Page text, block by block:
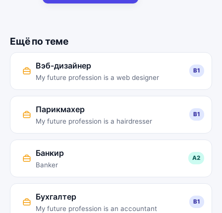
Ещё по теме
Вэб-дизайнер
My future profession is a web designer
B1
Парикмахер
My future profession is a hairdresser
B1
Банкир
Banker
A2
Бухгалтер
My future profession is an accountant
B1